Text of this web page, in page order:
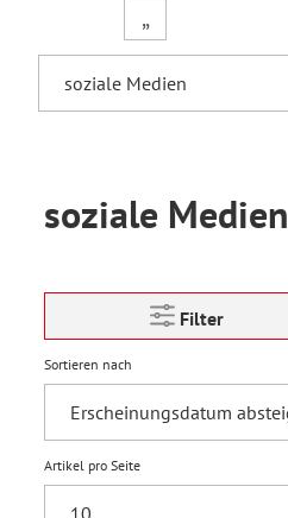
„
soziale Medien
Filter
Sortieren nach
Artikel pro Seite